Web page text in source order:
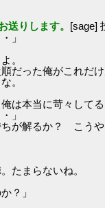
送りします。 [sage]
」
。
った俺がこれだけ
。
は本当に苛々してる
」
が解るか？ こう
たまらないね。
？」